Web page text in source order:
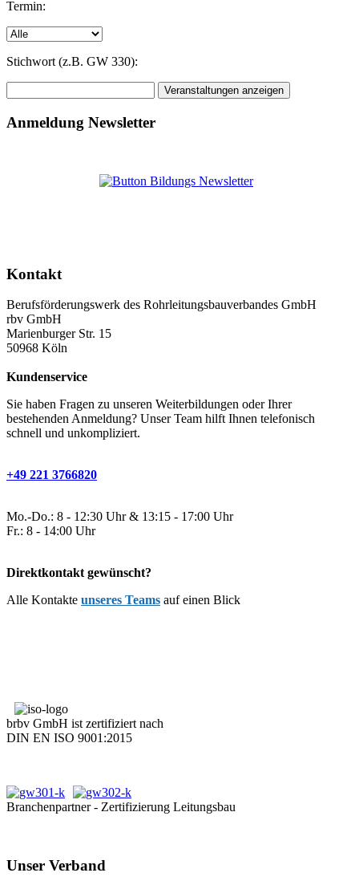
Termin:
Stichwort (z.B. GW 330):
Anmeldung Newsletter
Kontakt
Berufsförderungswerk des Rohrleitungsbauverbandes GmbH
rbv GmbH
Marienburger Str. 15
50968 Köln
Kundenservice
Sie haben Fragen zu unseren Weiterbildungen oder Ihrer
bestehenden Anmeldung? Unser Team hilft Ihnen telefonisch
schnell und unkompliziert.
+49 221 3766820
Mo.-Do.: 8 - 12:30 Uhr & 13:15 - 17:00 Uhr
Fr.: 8 - 14:00 Uhr
Direktkontakt gewünscht?
Alle Kontakte unseres Teams auf einen Blick
brbv GmbH ist zertifiziert nach
DIN EN ISO 9001:2015
Branchenpartner - Zertifizierung Leitungsbau
Unser Verband